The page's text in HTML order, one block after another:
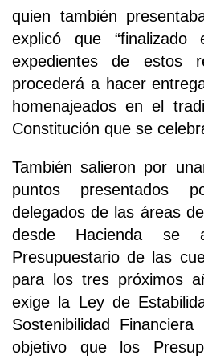
quien también
explicó que
expedientes de estos
procederá a hacer
homenajeados en el
Constitución que se
También salieron por
puntos presentados
delegados de las áreas
desde Hacienda se
Presupuestario de las
para los tres próximos
exige la Ley de
Sostenibilidad
objetivo que los